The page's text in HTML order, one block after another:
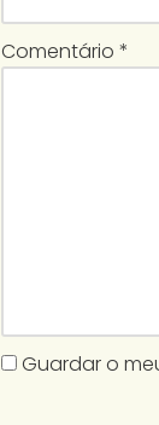
Comentário *
Guardar o